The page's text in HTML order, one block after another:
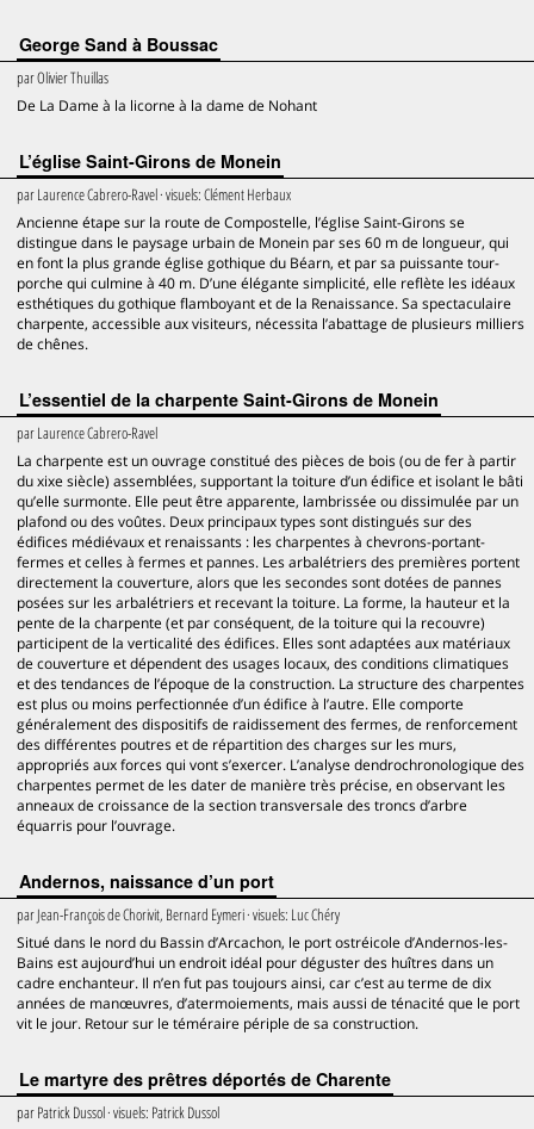
George Sand à Boussac
parOlivier Thuillas
De La Dame à la licorne à la dame de Nohant
L’église Saint-Girons de Monein
parLaurence Cabrero-Ravel· visuels:Clément Herbaux
Ancienne étape sur la route de Compostelle, l’église Saint-Girons se
distingue dans le paysage urbain de Monein par ses 60 m de longueur, qui
en font la plus grande église gothique du Béarn, et par sa puissante tour-
porche qui culmine à 40 m. D’une élégante simplicité, elle reflète les idéaux
esthétiques du gothique flamboyant et de la Renaissance. Sa spectaculaire
charpente, accessible aux visiteurs, nécessita l’abattage de plusieurs milliers
de chênes.
L’essentiel de la charpente Saint-Girons de Monein
parLaurence Cabrero-Ravel
La charpente est un ouvrage constitué des pièces de bois (ou de fer à partir
du xixe siècle) assemblées, supportant la toiture d’un édifice et isolant le bâti
qu’elle surmonte. Elle peut être apparente, lambrissée ou dissimulée par un
plafond ou des voûtes. Deux principaux types sont distingués sur des
édifices médiévaux et renaissants : les charpentes à chevrons-portant-
fermes et celles à fermes et pannes. Les arbalétriers des premières portent
directement la couverture, alors que les secondes sont dotées de pannes
posées sur les arbalétriers et recevant la toiture. La forme, la hauteur et la
pente de la charpente (et par conséquent, de la toiture qui la recouvre)
participent de la verticalité des édifices. Elles sont adaptées aux matériaux
de couverture et dépendent des usages locaux, des conditions climatiques
et des tendances de l’époque de la construction. La structure des charpentes
est plus ou moins perfectionnée d’un édifice à l’autre. Elle comporte
généralement des dispositifs de raidissement des fermes, de renforcement
des différentes poutres et de répartition des charges sur les murs,
appropriés aux forces qui vont s’exercer. L’analyse dendrochronologique des
charpentes permet de les dater de manière très précise, en observant les
anneaux de croissance de la section transversale des troncs d’arbre
équarris pour l’ouvrage.
Andernos, naissance d’un port
parJean-François de Chorivit, Bernard Eymeri· visuels: Luc Chéry
Situé dans le nord du Bassin d’Arcachon, le port ostréicole d’Andernos-les-
Bains est aujourd’hui un endroit idéal pour déguster des huîtres dans un
cadre enchanteur. Il n’en fut pas toujours ainsi, car c’est au terme de dix
années de manœuvres, d’atermoiements, mais aussi de ténacité que le port
vit le jour. Retour sur le téméraire périple de sa construction.
Le martyre des prêtres déportés de Charente
parPatrick Dussol· visuels: Patrick Dussol